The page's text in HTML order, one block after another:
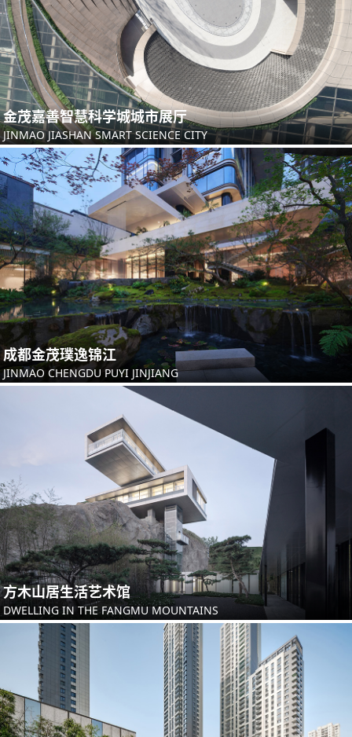
金茂嘉善智慧科学城城市展厅
JINMAO JIASHAN SMART SCIENCE CITY
成都金茂璞逸锦江
JINMAO CHENGDU PUYI JINJIANG
方木山居生活艺术馆
DWELLING IN THE FANGMU MOUNTAINS